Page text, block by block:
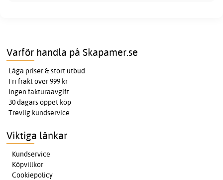
Varför handla på Skapamer.se
Låga priser & stort utbud
Fri frakt över 999 kr
Ingen fakturaavgift
30 dagars öppet köp
Trevlig kundservice
Viktiga länkar
Kundservice
Köpvillkor
Cookiepolicy